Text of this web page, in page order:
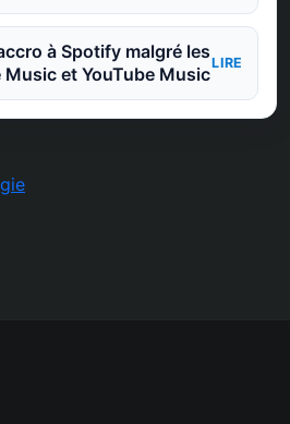
à Spotify malgré les
Music et YouTube Music
LIRE